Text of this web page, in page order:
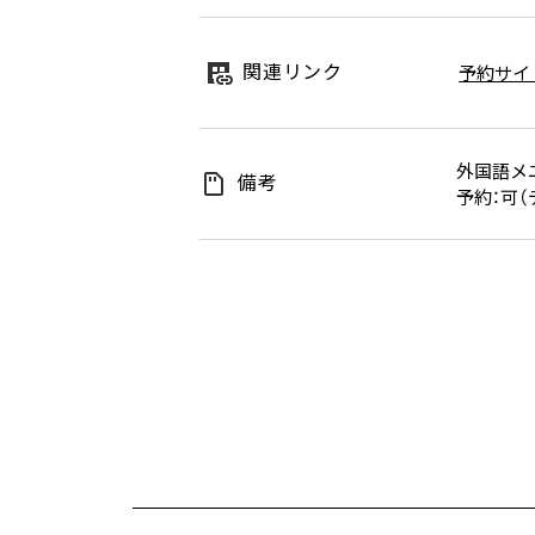
関連リンク 予約サイ
備考
外国語メ
予約：可